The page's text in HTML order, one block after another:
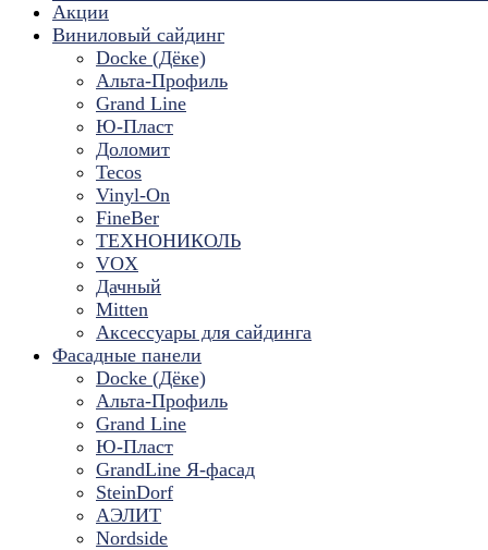
Акции
Виниловый сайдинг
Docke (Дёке)
Альта-Профиль
Grand Line
Ю-Пласт
Доломит
Tecos
Vinyl-On
FineBer
ТЕХНОНИКОЛЬ
VOX
Дачный
Mitten
Аксессуары для сайдинга
Фасадные панели
Docke (Дёке)
Альта-Профиль
Grand Line
Ю-Пласт
GrandLine Я-фасад
SteinDorf
АЭЛИТ
Nordside